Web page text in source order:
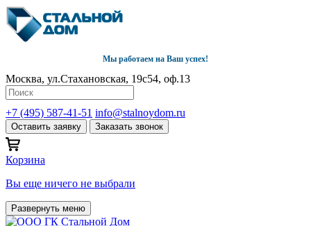
Мы работаем на Ваш успех!
Москва, ул.Стахановская, 19с54, оф.13
+7 (495) 587-41-51 info@stalnoydom.ru
Оставить заявку Заказать звонок
Корзина
Вы еще ничего не выбрали
Развернуть меню